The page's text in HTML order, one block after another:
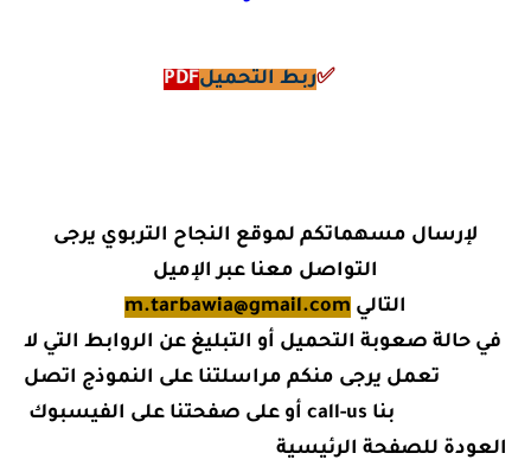
✅ربط التحميلPDF
لإرسال مسهماتكم لموقع النجاح التربوي يرجى
التواصل معنا عبر الإميل
التالي m.tarbawia@gmail.com
في حالة صعوبة التحميل أو التبليغ عن الروابط التي لا
تعمل يرجى منكم مراسلتنا على النموذج اتصل
بنا call-us أو على صفحتنا على الفيسبوك
العودة للصفحة الرئيسية